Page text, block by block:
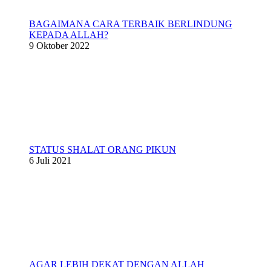
BAGAIMANA CARA TERBAIK BERLINDUNG
KEPADA ALLAH?
9 Oktober 2022
STATUS SHALAT ORANG PIKUN
6 Juli 2021
AGAR LEBIH DEKAT DENGAN ALLAH